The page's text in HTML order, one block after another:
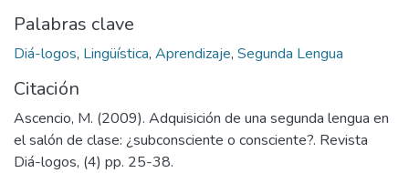
Palabras clave
Diá-logos, Lingüística, Aprendizaje, Segunda Lengua
Citación
Ascencio, M. (2009). Adquisición de una segunda lengua en
el salón de clase: ¿subconsciente o consciente?. Revista
Diá-logos, (4) pp. 25-38.